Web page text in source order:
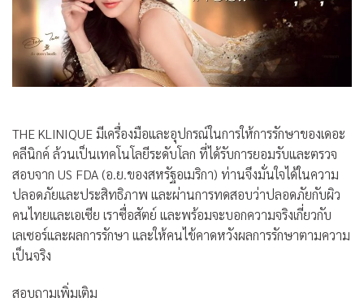
THE KLINIQUE มีเครื่องมือและอุปกรณ์ในการให้การรักษาของเดอะ
คลีนิกค์ ล้วนเป็นเทคโนโลยีระดับโลก ที่ได้รับการยอมรับและตรวจ
สอบจาก US FDA (อ.ย.ของสหรัฐอเมริกา) ท่านจึงมั่นใจได้ในความ
ปลอดภัยและประสิทธิภาพ และผ่านการทดสอบว่าปลอดภัยกับผิว
คนไทยและเอเซีย เราซื่อสัตย์ และพร้อมจะบอกความจริงเกี่ยวกับ
เลเซอร์และผลการรักษา และให้คนไข้คาดหวังผลการรักษาตามความ
เป็นจริง
สอบถามเพิ่มเติม